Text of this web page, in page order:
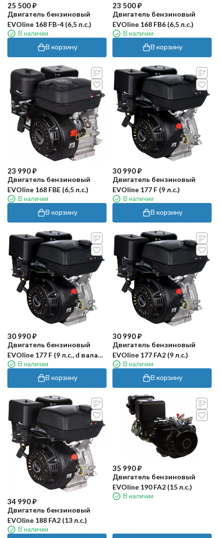
25 500₽
Двигатель бензиновый
EVOline 168 FB-4 (6,5 л.с.)
В наличии
В корзину
23 500₽
Двигатель бензиновый
EVOline 168 FB6 (6,5 л.с.)
В наличии
В корзину
23 990₽
Двигатель бензиновый
EVOline 168 FBE (6,5 л.с.)
В наличии
В корзину
30 990₽
Двигатель бензиновый
EVOline 177 F (9 л.с.)
В наличии
В корзину
30 990₽
Двигатель бензиновый
EVOline 177 F (9 л.с., d вала
25,4мм)
В наличии
В корзину
30 990₽
Двигатель бензиновый
EVOline 177 FA2 (9 л.с.)
В наличии
В корзину
34 990₽
Двигатель бензиновый
EVOline 188 FA2 (13 л.с.)
В наличии
35 990₽
Двигатель бензиновый
EVOline 190 FA2 (15 л.с.)
В наличии